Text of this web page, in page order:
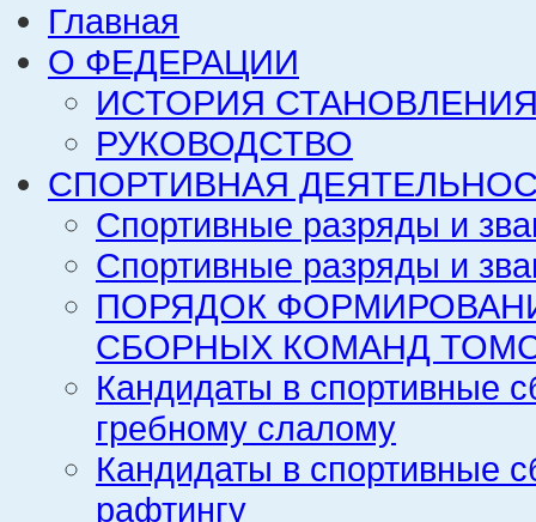
Главная
О ФЕДЕРАЦИИ
ИСТОРИЯ
РУКОВОДСТВО
СПОРТИВНАЯ
Спортивные разряды и
Спортивные разряды и
ПОРЯДОК
СБОРНЫХ КОМАНД
Кандидаты в спортивные
гребному слалому
Кандидаты в спортивные
рафтингу